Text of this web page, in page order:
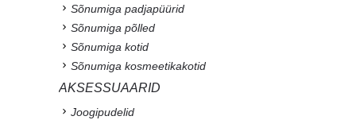
Sõnumiga padjapüürid
Sõnumiga põlled
Sõnumiga kotid
Sõnumiga kosmeetikakotid
AKSESSUAARID
Joogipudelid